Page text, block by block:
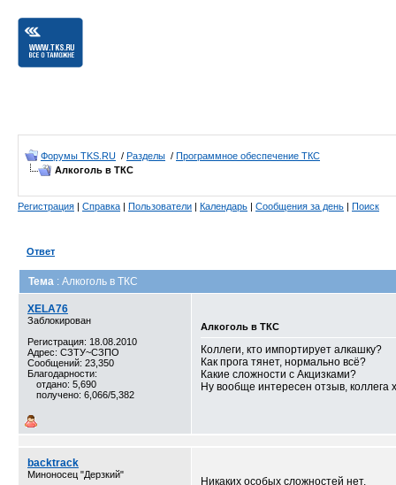
Форумы TKS.RU / Разделы / Программное обеспечение ТКС
Алкоголь в ТКС
Регистрация | Справка | Пользователи | Календарь | Сообщения за день | Поиск
Ответ
Тема : Алкоголь в ТКС
XELA76
Заблокирован
Регистрация: 18.08.2010
Адрес: СЗТУ~СЗПО
Сообщений: 23,350
Благодарности:
отдано: 5,690
получено: 6,066/5,382
Алкоголь в ТКС
Коллеги, кто импортирует алкашку?
Как прога тянет, нормально всё?
Какие сложности с Акцизками?
Ну вообще интересен отзыв, коллега
backtrack
Миноносец "Дерзкий"
Никаких особых сложностей нет.